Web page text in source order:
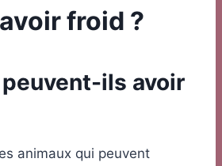
froid ?
ils avoir
animaux qui peuvent